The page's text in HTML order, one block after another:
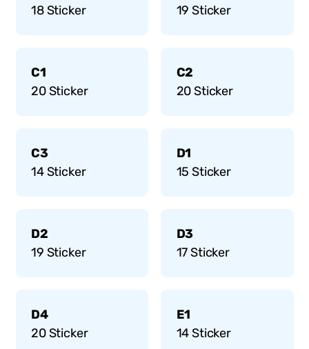
18Sticker
19 Sticker
C1
20Sticker
C2
20Sticker
C3
14Sticker
D1
15 Sticker
D2
19 Sticker
D3
17Sticker
D4
20Sticker
E1
14Sticker